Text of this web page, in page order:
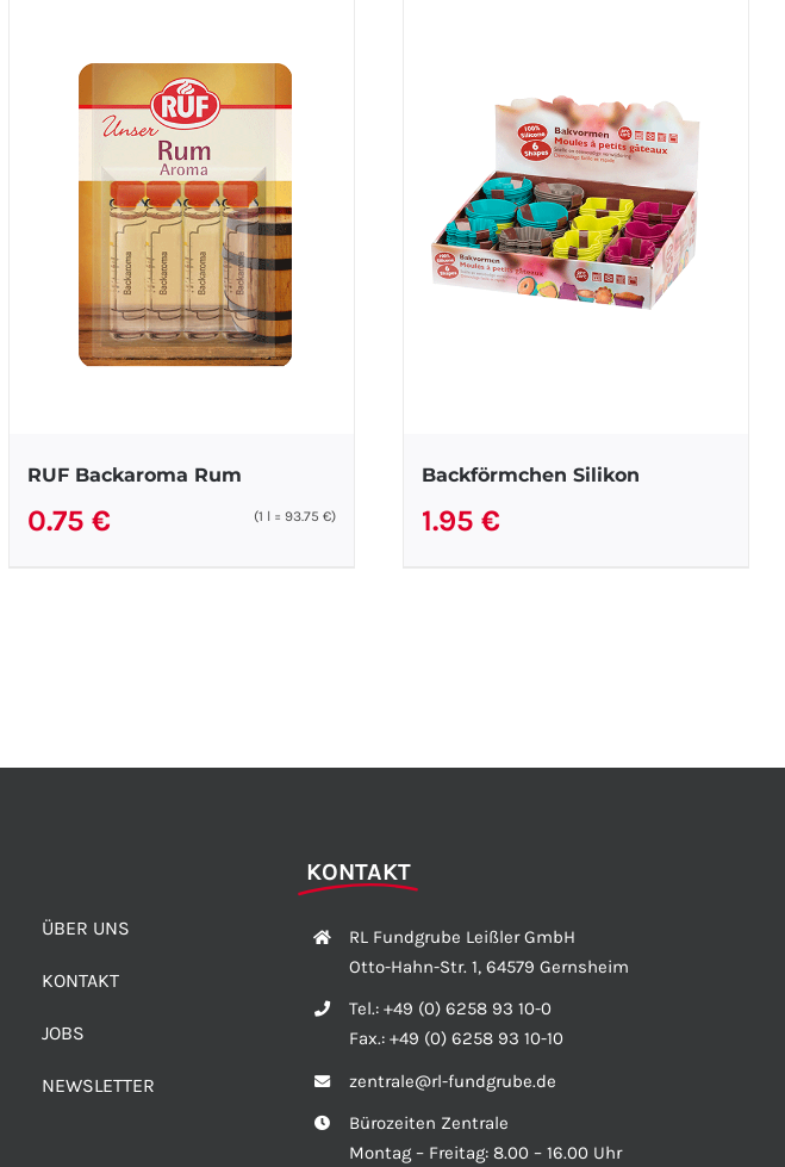
RUF Backaroma Rum
0.75 € (1 l = 93.75 €)
Backförmchen Silikon
1.95 €
ÜBER UNS
KONTAKT
JOBS
NEWSLETTER
KONTAKT
RL Fundgrube Leißler GmbH
Otto-Hahn-Str. 1, 64579 Gernsheim
Tel.: +49 (0) 6258 93 10-0
Fax.: +49 (0) 6258 93 10-10
zentrale@rl-fundgrube.de
Bürozeiten Zentrale
Montag – Freitag: 8.00 – 16.00 Uhr